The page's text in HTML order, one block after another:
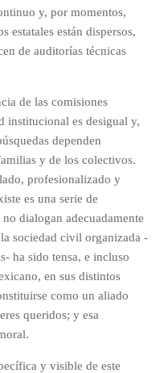
y, por momentos,
estatales están dispersos,
de auditorías técnicas
de las comisiones
institucional es desigual y,
dependen
y de los colectivos.
profesionalizado y
es una serie de
dialogan adecuadamente
sociedad civil organizada -
ha sido tensa, e incluso
en sus distintos
como un aliado
queridos; y esa
y visible de este